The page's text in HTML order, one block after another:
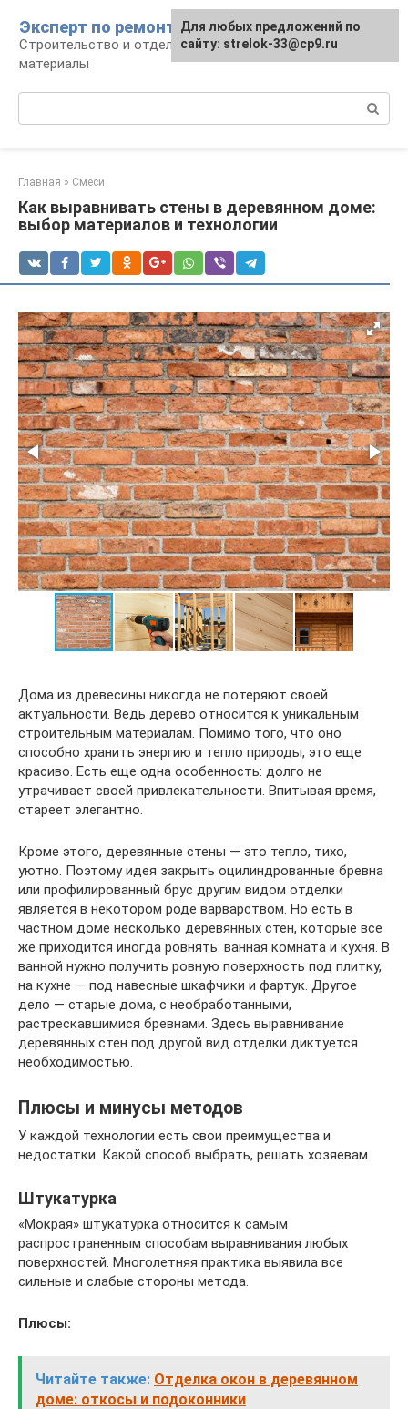
контенту
Эксперт по ремонту
Строительство и отделка: работы и
материалы
Главная » Смеси
Как выравнивать стены в деревянном доме:
выбор материалов и технологии
Дома из древесины никогда не потеряют своей
актуальности. Ведь дерево относится к уникальным
строительным материалам. Помимо того, что оно
способно хранить энергию и тепло природы, это еще
красиво. Есть еще одна особенность: долго не
утрачивает своей привлекательности. Впитывая время,
стареет элегантно.
Кроме этого, деревянные стены — это тепло, тихо,
уютно. Поэтому идея закрыть оцилиндрованные бревна
или профилированный брус другим видом отделки
является в некотором роде варварством. Но есть в
частном доме несколько деревянных стен, которые все
же приходится иногда ровнять: ванная комната и кухня. В
ванной нужно получить ровную поверхность под плитку,
на кухне — под навесные шкафчики и фартук. Другое
дело — старые дома, с необработанными,
растрескавшимися бревнами. Здесь выравнивание
деревянных стен под другой вид отделки диктуется
необходимостью.
Плюсы и минусы методов
У каждой технологии есть свои преимущества и
недостатки. Какой способ выбрать, решать хозяевам.
Штукатурка
«Мокрая» штукатурка относится к самым
распространенным способам выравнивания любых
поверхностей. Многолетняя практика выявила все
сильные и слабые стороны метода.
Плюсы:
Читайте также: Отделка окон в деревянном
доме: откосы и подоконники
Для любых предложений по
сайту: strelok-33@cp9.ru
Для любых предложений по
сайту: strelok-33@cp9.ru